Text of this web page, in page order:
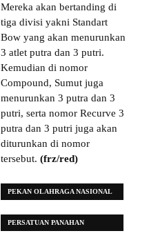
Mereka akan bertanding di
tiga divisi yakni Standart
Bow yang akan menurunkan
3 atlet putra dan 3 putri.
Kemudian di nomor
Compound, Sumut juga
menurunkan 3 putra dan 3
putri, serta nomor Recurve 3
putra dan 3 putri juga akan
diturunkan di nomor
tersebut. (frz/red)
PEKAN OLAHRAGA NASIONAL
PERSATUAN PANAHAN